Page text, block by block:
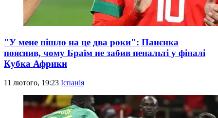
"У мене пішло на це два роки": Панєнка
пояснив, чому Браїм не забив пенальті у фіналі
Кубка Африки
11 лютого, 19:23 Іспанія